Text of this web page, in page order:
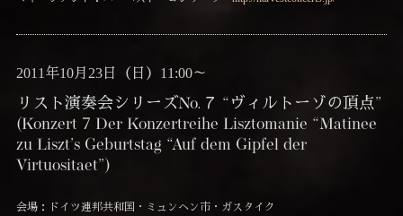
2011年10月23日（日）11:00～
リスト演奏会シリーズNo.７ “ヴィルトーゾの頂点”
(Konzert 7 Der Konzertreihe Lisztomanie “Matinee
zu Liszt’s Geburtstag “Auf dem Gipfel der
Virtuositaet”)
会場：ドイツ連邦共和国・ミュンヘン市・ガスタイク